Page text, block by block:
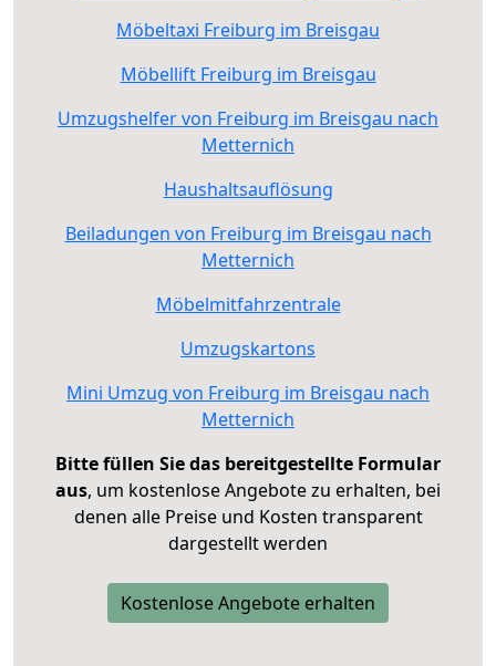
Möbeltaxi Freiburg im Breisgau
Möbellift Freiburg im Breisgau
Umzugshelfer von Freiburg im Breisgau nach
Metternich
Haushaltsauflösung
Beiladungen von Freiburg im Breisgau nach
Metternich
Möbelmitfahrzentrale
Umzugskartons
Mini Umzug von Freiburg im Breisgau nach
Metternich
Bitte füllen Sie das bereitgestellte Formular
aus, um kostenlose Angebote zu erhalten, bei
denen alle Preise und Kosten transparent
dargestellt werden
Kostenlose Angebote erhalten